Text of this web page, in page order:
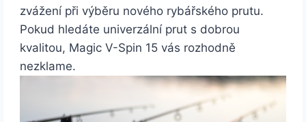
zvážení při výběru nového rybářského prutu.
Pokud hledáte univerzální prut s dobrou
kvalitou, Magic V-Spin 15 vás rozhodně
nezklame.